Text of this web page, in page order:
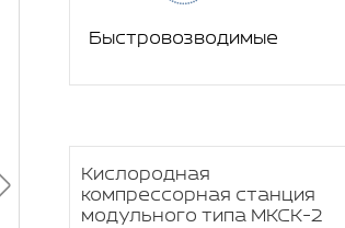
Быстровозводимые
Кислородная
компрессорная станция
модульного типа МКСК-2